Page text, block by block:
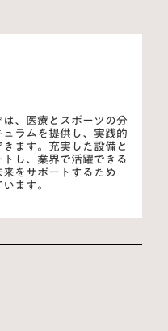
、医療とスポーツの分
ラムを提供し、実践的
ます。充実した設備と
し、業界で活躍できる
をサポートするため
ます。